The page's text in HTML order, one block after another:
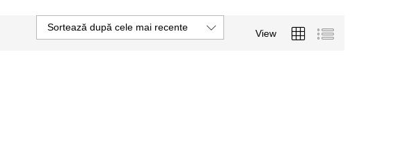
View
Sortează după cele mai recente